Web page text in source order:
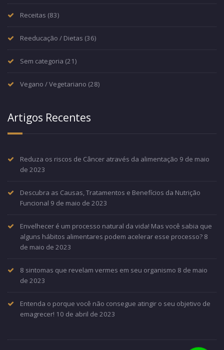
Receitas (83)
Reeducação / Dietas (36)
Sem categoria (21)
Vegano / Vegetariano (28)
Artigos Recentes
Reduza os riscos de Câncer através da alimentação 9 de maio
de 2023
Descubra as Causas, Tratamentos e Benefícios da Nutrição
Funcional 9 de maio de 2023
Envelhecer é um processo natural da vida! Mas você sabia que
alguns hábitos alimentares podem acelerar esse processo? 8
de maio de 2023
8 sintomas que revelam vermes em seu organismo 8 de maio
de 2023
Entenda o porque você não consegue atingir o seu objetivo de
emagrecer! 10 de abril de 2023